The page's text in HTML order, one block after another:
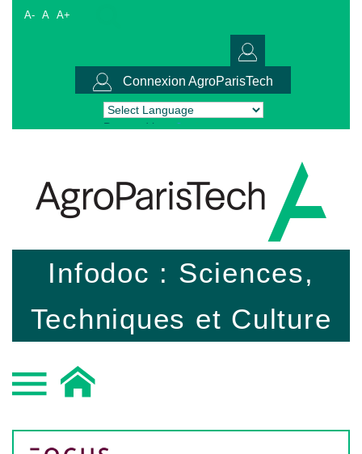
A- A A+
Connexion AgroParisTech
Powered by Translate
Infodoc : Sciences,
Techniques et Culture